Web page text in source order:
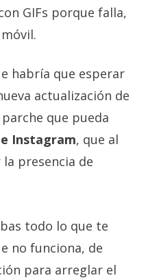
GIFs porque falla,
habría que esperar
actualización de
que pueda
Instagram, que al
presencia de
todo lo que te
no funciona, de
para arreglar el